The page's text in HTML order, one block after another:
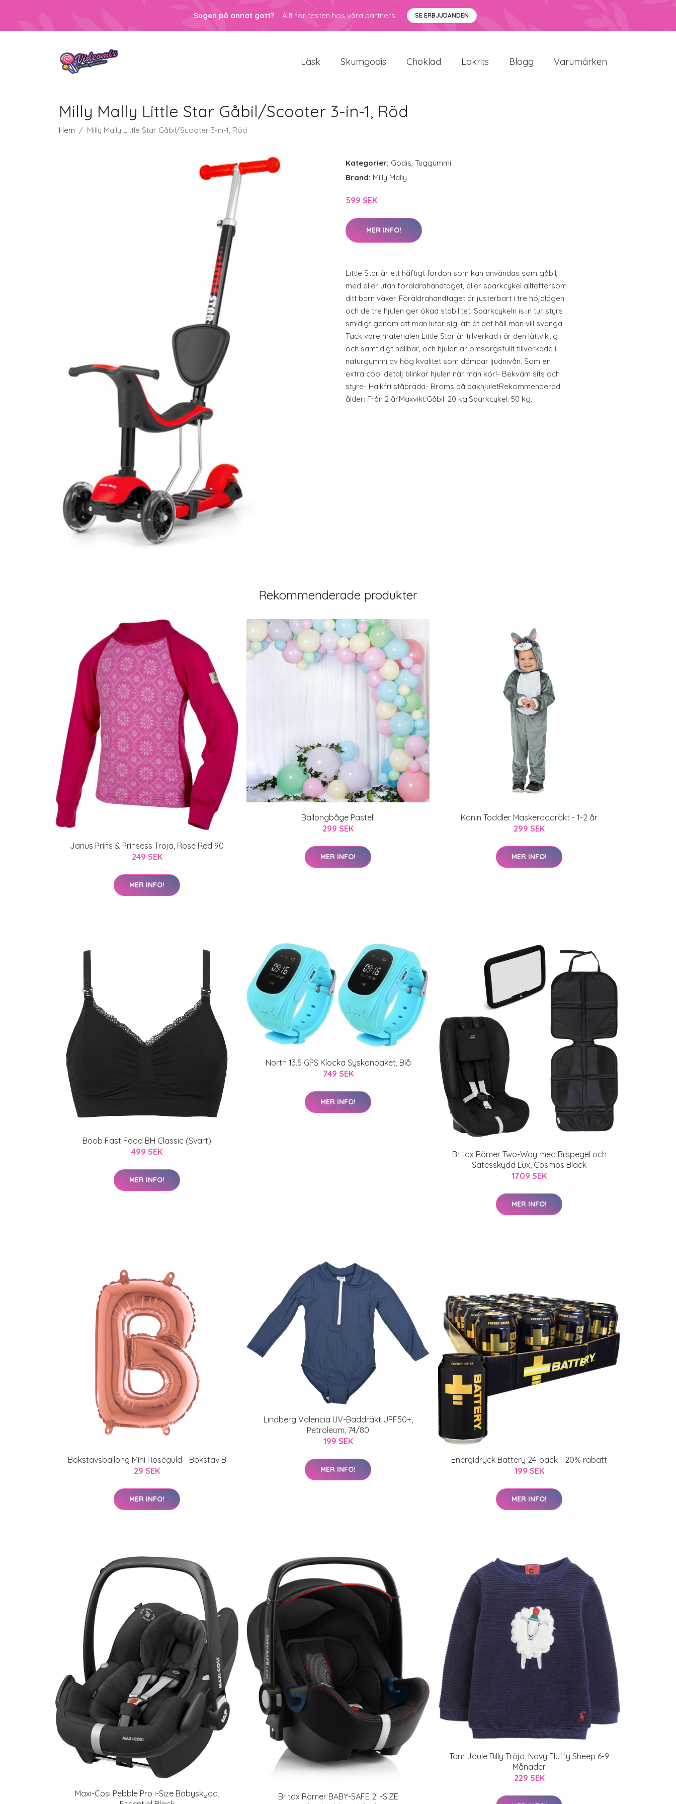
Sugen på annat gott? Allt för festen hos våra partners. SE ERBJUDANDEN
Läsk Skumgodis Choklad Lakrits Blogg Varumärken
Milly Mally Little Star Gåbil/Scooter 3-in-1, Röd
Hem Milly Mally Little Star Gåbil/Scooter 3-in-1, Röd
Kategorier: Godis, Tuggummi
Brand: Milly Mally
599 SEK
MER INFO!
Little Star är ett häftigt fordon som kan användas som gåbil,
med eller utan föräldrahandtaget, eller sparkcykel allteftersom
ditt barn växer. Föräldrahandtaget är justerbart i tre höjdlägen
och de tre hjulen ger ökad stabilitet. Sparkcykeln is in tur styrs
smidigt genom att man lutar sig lätt åt det håll man vill svänga.
Tack vare materialen Little Star är tillverkad i är den lättviktig
och samtidigt hållbar, och hjulen är omsorgsfullt tillverkade i
naturgummi av hög kvalitet som dämpar ljudnivån. Som en
extra cool detalj blinkar hjulen när man kör!- Bekväm sits och
styre- Halkfri ståbräda- Broms på bakhjuletRekommenderad
ålder: Från 2 år.Maxvikt:Gåbil: 20 kg.Sparkcykel: 50 kg.
Rekommenderade produkter
Janus Prins & Prinsess Tröja, Rose Red 90
249 SEK
MER INFO!
Ballongbåge Pastell
299 SEK
MER INFO!
Kanin Toddler Maskeraddräkt - 1-2 år
299 SEK
MER INFO!
Boob Fast Food BH Classic (Svart)
499 SEK
MER INFO!
North 13.5 GPS Klocka Syskonpaket, Blå
749 SEK
MER INFO!
Britax Römer Two-Way med Bilspegel och
Sätesskydd Lux, Cosmos Black
1709 SEK
MER INFO!
Bokstavsballong Mini Roséguld - Bokstav B
29 SEK
MER INFO!
Lindberg Valencia UV-Baddräkt UPF50+,
Petroleum, 74/80
199 SEK
MER INFO!
Energidryck Battery 24-pack - 20% rabatt
199 SEK
MER INFO!
Maxi-Cosi Pebble Pro i-Size Babyskydd,
Britax Römer BABY-SAFE 2 i-SIZE
Tom Joule Billy Tröja, Navy Fluffy Sheep 6-9
Månader
229 SEK